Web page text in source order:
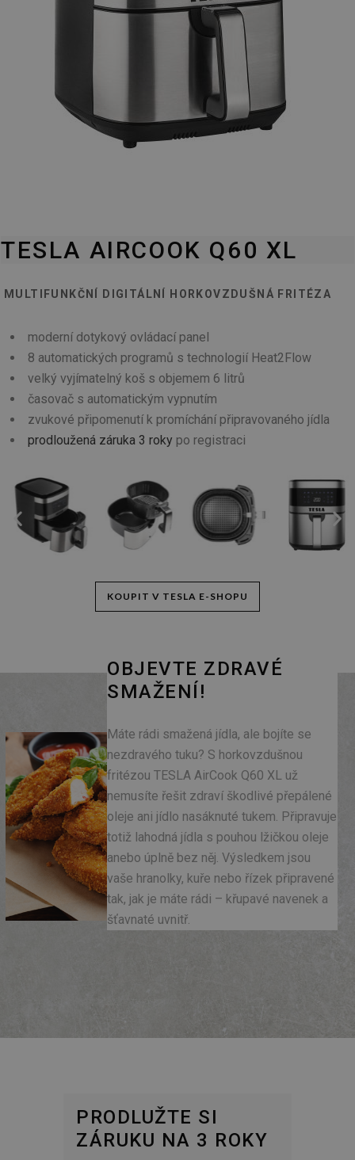
TESLA AIRCOOK Q60 XL
MULTIFUNKČNÍ DIGITÁLNÍ HORKOVZDUŠNÁ FRITÉZA
moderní dotykový ovládací panel
8 automatických programů s technologií Heat2Flow
velký vyjímatelný koš s objemem 6 litrů
časovač s automatickým vypnutím
zvukové připomenutí k promíchání připravovaného jídla
prodloužená záruka 3 roky po registraci
KOUPIT V TESLA E-SHOPU
OBJEVTE ZDRAVÉ
SMAŽENÍ!
Máte rádi smažená jídla, ale bojíte se
nezdravého tuku? S horkovzdušnou
fritézou TESLA AirCook Q60 XL už
nemusíte řešit zdraví škodlivé přepálené
oleje ani jídlo nasáknuté tukem. Připravuje
totiž lahodná jídla s pouhou lžičkou oleje
anebo úplně bez něj. Výsledkem jsou
vaše hranolky, kuře nebo řízek připravené
tak, jak je máte rádi – křupavé navenek a
šťavnaté uvnitř.
PRODLUŽTE SI
ZÁRUKU NA 3 ROKY